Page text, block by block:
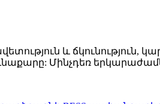
և ճկունություն,
Մինչդեռ